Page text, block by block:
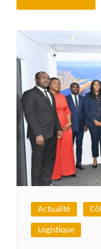
de
l’article
Actualité
Logistique